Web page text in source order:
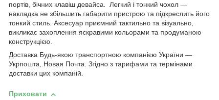
портів, бічних клавіш девайса. Легкий і тонкий чохол —
накладка не збільшить габарити пристрою та підкреслить його
тонкий стиль. Аксесуар приємний тактильно та візуально,
викликає захоплення яскравими кольорами та продуманою
конструкцією.
Доставка Будь-якою транспортною компанією України —
Укрпошта, Новая Почта. Згідно з тарифами та термінами
доставки цих компаній.
Приховати